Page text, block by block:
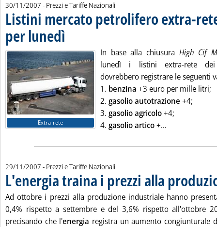
30/11/2007 - Prezzi e Tariffe Nazionali
Listini mercato petrolifero extra-
per lunedì . Pubblicata venerdì 30 novembre 2007 alle 9.47.
Extra-rete
In base alla chiusura High Cif
lunedì i listini extra-rete
dovrebbero registrare le seguenti
1. benzina +3 euro per mille litri;
2. gasolio autotrazione +4;
3. gasolio agricolo+4;
4. gasolio artico+...
29/11/2007 - Prezzi e Tariffe Nazionali
L'energia traina i prezzi alla
Ad ottobre i prezzi alla produzione industriale hanno
0,4% rispetto a settembre e del 3,6% rispetto all'ottobre
precisando che l'energia registra un aumento congiunturale